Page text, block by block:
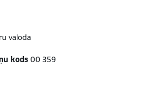
valoda
kods00 359